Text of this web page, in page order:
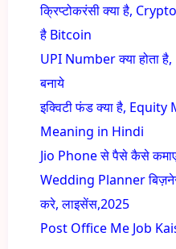
क्रिप्टोकरंसी क्या है,
है Bitcoin
UPI Number क्या होता
बनाये
इक्विटी फंड क्या है,
Meaning in Hindi
Jio Phone से पैसे कैसे
Wedding Planner
करे, लाइसेंस,2025
Post Office Me Job